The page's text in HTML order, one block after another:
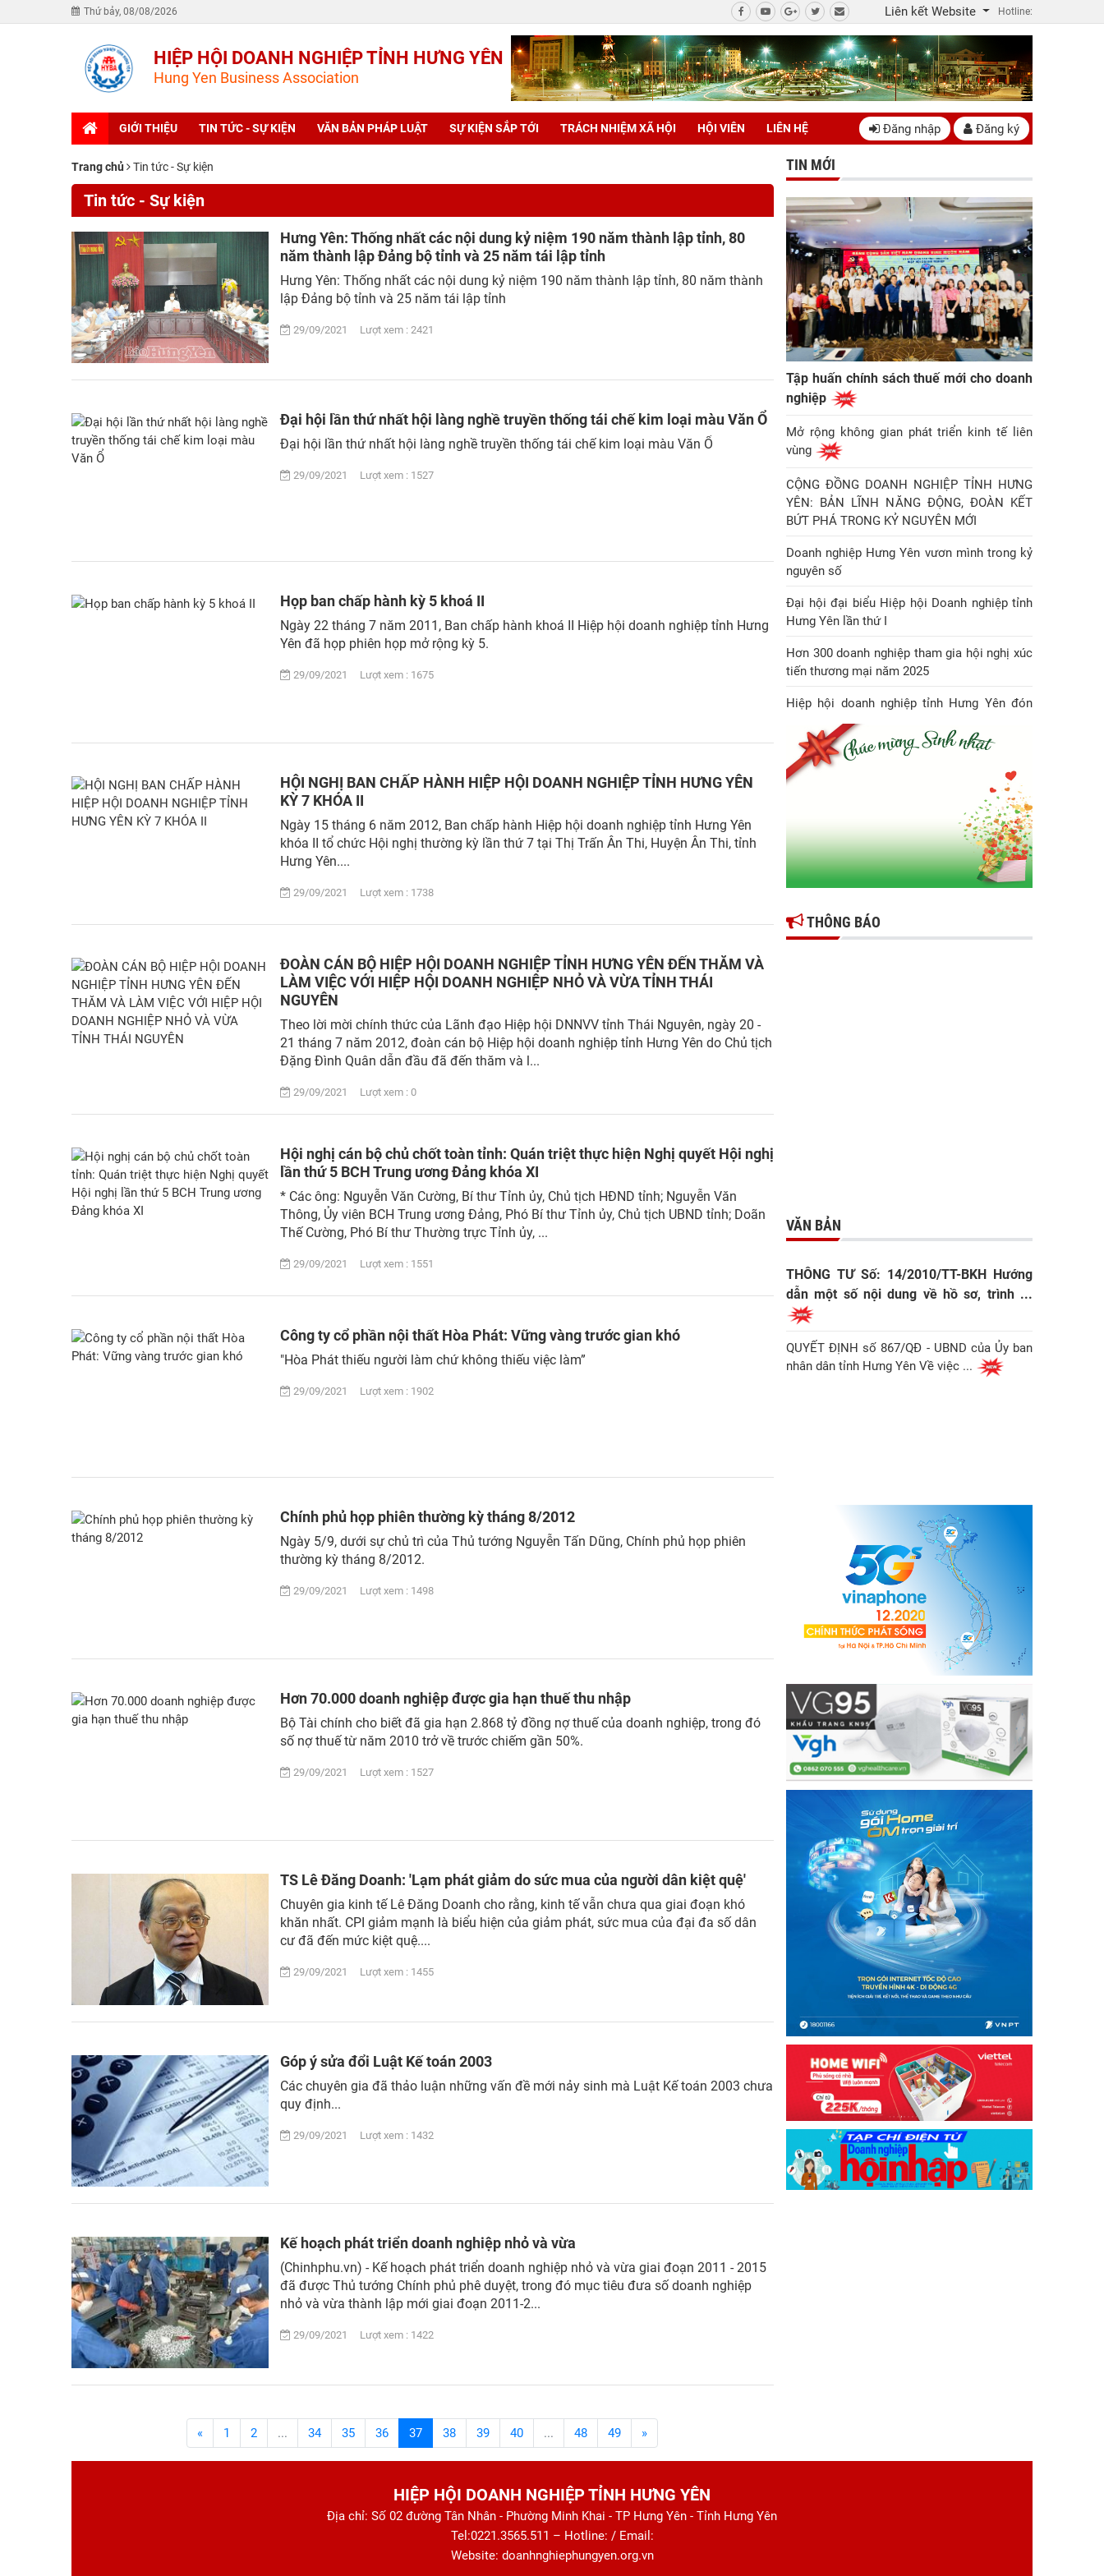
Thứ bảy, 08/08/2026 Liên kết Website Hotline:
HIỆP HỘI DOANH NGHIỆP TỈNH HƯNG YÊN
Hung Yen Business Association
GIỚI THIỆU TIN TỨC - SỰ KIỆN VĂN BẢN PHÁP LUẬT SỰ KIỆN SẮP TỚI TRÁCH NHIỆM XÃ HỘI HỘI VIÊN LIÊN HỆ Đăng nhập Đăng ký
Trang chủ Tin tức - Sự kiện
Tin tức - Sự kiện
Hưng Yên: Thống nhất các nội dung kỷ niệm 190 năm thành lập tỉnh, 80
năm thành lập Đảng bộ tỉnh và 25 năm tái lập tỉnh
Hưng Yên: Thống nhất các nội dung kỷ niệm 190 năm thành lập tỉnh, 80 năm thành
lập Đảng bộ tỉnh và 25 năm tái lập tỉnh
29/09/2021 Lượt xem : 2421
Đại hội lần thứ nhất hội làng nghề truyền thống tái chế kim loại màu Văn Ổ
Đại hội lần thứ nhất hội làng nghề truyền thống tái chế kim loại màu Văn Ổ
29/09/2021 Lượt xem : 1527
Họp ban chấp hành kỳ 5 khoá II
Ngày 22 tháng 7 năm 2011, Ban chấp hành khoá II Hiệp hội doanh nghiệp tỉnh Hưng
Yên đã họp phiên họp mở rộng kỳ 5.
29/09/2021 Lượt xem : 1675
HỘI NGHỊ BAN CHẤP HÀNH HIỆP HỘI DOANH NGHIỆP TỈNH HƯNG YÊN
KỲ 7 KHÓA II
Ngày 15 tháng 6 năm 2012, Ban chấp hành Hiệp hội doanh nghiệp tỉnh Hưng Yên
khóa II tổ chức Hội nghị thường kỳ lần thứ 7 tại Thị Trấn Ân Thi, Huyện Ân Thi, tỉnh
Hưng Yên....
29/09/2021 Lượt xem : 1738
ĐOÀN CÁN BỘ HIỆP HỘI DOANH NGHIỆP TỈNH HƯNG YÊN ĐẾN THĂM VÀ
LÀM VIỆC VỚI HIỆP HỘI DOANH NGHIỆP NHỎ VÀ VỪA TỈNH THÁI
NGUYÊN
Theo lời mời chính thức của Lãnh đạo Hiệp hội DNNVV tỉnh Thái Nguyên, ngày 20 -
21 tháng 7 năm 2012, đoàn cán bộ Hiệp hội doanh nghiệp tỉnh Hưng Yên do Chủ tịch
Đặng Đình Quân dẫn đầu đã đến thăm và l...
29/09/2021 Lượt xem : 0
Hội nghị cán bộ chủ chốt toàn tỉnh: Quán triệt thực hiện Nghị quyết Hội nghị
lần thứ 5 BCH Trung ương Đảng khóa XI
* Các ông: Nguyễn Văn Cường, Bí thư Tỉnh ủy, Chủ tịch HĐND tỉnh; Nguyễn Văn
Thông, Ủy viên BCH Trung ương Đảng, Phó Bí thư Tỉnh ủy, Chủ tịch UBND tỉnh; Doãn
Thế Cường, Phó Bí thư Thường trực Tỉnh ủy, ...
29/09/2021 Lượt xem : 1551
Công ty cổ phần nội thất Hòa Phát: Vững vàng trước gian khó
"Hòa Phát thiếu người làm chứ không thiếu việc làm”
29/09/2021 Lượt xem : 1902
Chính phủ họp phiên thường kỳ tháng 8/2012
Ngày 5/9, dưới sự chủ trì của Thủ tướng Nguyễn Tấn Dũng, Chính phủ họp phiên
thường kỳ tháng 8/2012.
29/09/2021 Lượt xem : 1498
Hơn 70.000 doanh nghiệp được gia hạn thuế thu nhập
Bộ Tài chính cho biết đã gia hạn 2.868 tỷ đồng nợ thuế của doanh nghiệp, trong đó
số nợ thuế từ năm 2010 trở về trước chiếm gần 50%.
29/09/2021 Lượt xem : 1527
TS Lê Đăng Doanh: 'Lạm phát giảm do sức mua của người dân kiệt quệ'
Chuyên gia kinh tế Lê Đăng Doanh cho rằng, kinh tế vẫn chưa qua giai đoạn khó
khăn nhất. CPI giảm mạnh là biểu hiện của giảm phát, sức mua của đại đa số dân
cư đã đến mức kiệt quệ....
29/09/2021 Lượt xem : 1455
Góp ý sửa đổi Luật Kế toán 2003
Các chuyên gia đã thảo luận những vấn đề mới nảy sinh mà Luật Kế toán 2003 chưa
quy định...
29/09/2021 Lượt xem : 1432
Kế hoạch phát triển doanh nghiệp nhỏ và vừa
(Chinhphu.vn) - Kế hoạch phát triển doanh nghiệp nhỏ và vừa giai đoạn 2011 - 2015
đã được Thủ tướng Chính phủ phê duyệt, trong đó mục tiêu đưa số doanh nghiệp
nhỏ và vừa thành lập mới giai đoạn 2011-2...
29/09/2021 Lượt xem : 1422
« 1 2 ... 34 35 36 37 38 39 40 ... 48 49 »
TIN MỚI
Tập huấn chính sách thuế mới cho doanh
nghiệp
Mở rộng không gian phát triển kinh tế liên
vùng
CỘNG ĐỒNG DOANH NGHIỆP TỈNH HƯNG
YÊN: BẢN LĨNH NĂNG ĐỘNG, ĐOÀN KẾT
BỨT PHÁ TRONG KỶ NGUYÊN MỚI
Doanh nghiệp Hưng Yên vươn mình trong kỷ
nguyên số
Đại hội đại biểu Hiệp hội Doanh nghiệp tỉnh
Hưng Yên lần thứ I
Hơn 300 doanh nghiệp tham gia hội nghị xúc
tiến thương mại năm 2025
Hiệp hội doanh nghiệp tỉnh Hưng Yên đón
Huân chương Lao động hạng Nhì
Gợi mở giải pháp để thúc đẩy doanh nghiệp
tỉnh Hưng Yên phát triển
Ông Đỗ Văn Vẻ là Chủ tịch Hiệp hội Doanh
Hiệp hội doanh nghiệp tỉnh Hưng Yên: Cập
nhật chính sách thuế mới và phòng ngừa rủi
ro thuế cho doanh nghiệp
THÔNG BÁO
VĂN BẢN
THÔNG TƯ Số: 14/2010/TT-BKH Hướng
dẫn một số nội dung về hồ sơ, trình ...
QUYẾT ĐỊNH số 867/QĐ - UBND của Ủy ban
nhân dân tỉnh Hưng Yên Về việc ...
HIỆP HỘI DOANH NGHIỆP TỈNH HƯNG YÊN
Địa chỉ: Số 02 đường Tân Nhân - Phường Minh Khai - TP Hưng Yên - Tỉnh Hưng Yên
Tel:0221.3565.511 – Hotline: / Email:
Website: doanhnghiephungyen.org.vn